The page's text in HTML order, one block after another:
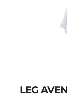
LEG